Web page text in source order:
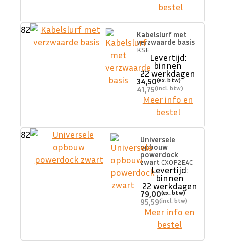
bestel
82
Kabelslurf met
verzwaarde basis
KSE
Levertijd:
binnen
22 werkdagen
34,50
41,75
Meer info en
bestel
82
Universele
opbouw
powerdock
zwart CXOP2EAC
Levertijd:
binnen
22 werkdagen
79,00
95,59
Meer info en
bestel